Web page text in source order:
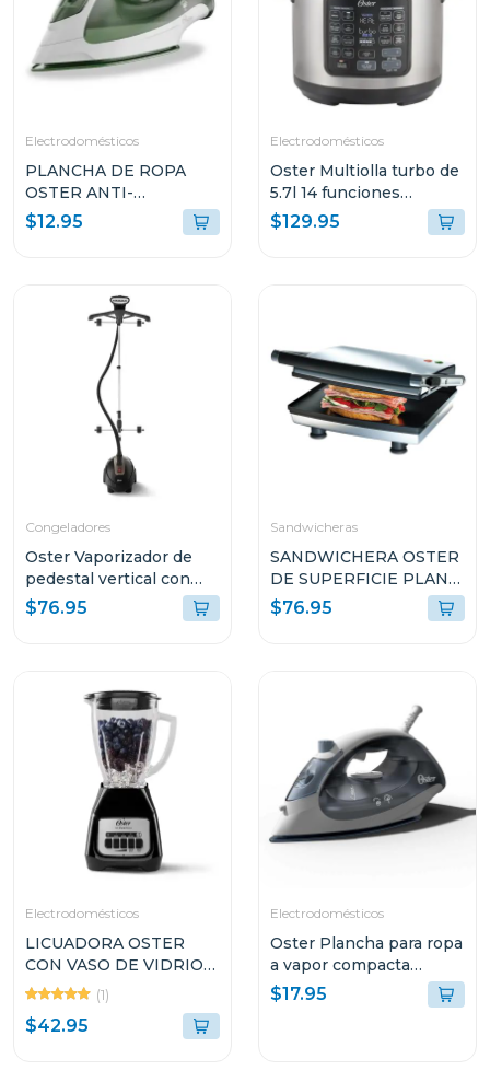
Electrodomésticos
PLANCHA DE ROPA
OSTER ANTI-
ADHERENTE LIGERA
GCSTBS380
$12.95
Electrodomésticos
Oster Multiolla turbo de
5.7l 14 funciones
predeterminadas
ckstpcect57
$129.95
Congeladores
Oster Vaporizador de
pedestal vertical con
gancho de pantalon
$76.95
Sandwicheras
SANDWICHERA OSTER
DE SUPERFICIE PLANA
ANTI-ADHERENTE
CKSTSM3884
$76.95
Electrodomésticos
LICUADORA OSTER
CON VASO DE VIDRIO
DE 1.5L Y 2
VELOCIDADES
BLSTKAGBPB
(1)
$42.95
Electrodomésticos
Oster Plancha para ropa
a vapor compacta
gcstbs
$17.95